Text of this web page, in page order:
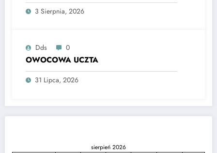
3 Sierpnia, 2026
Dds 0
OWOCOWA UCZTA
31 Lipca, 2026
sierpień 2026